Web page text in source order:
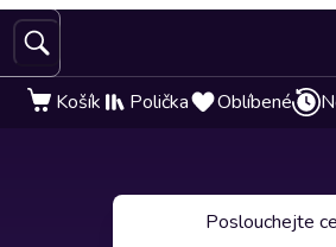
Košík Polička Oblíbené
Poslouchejte